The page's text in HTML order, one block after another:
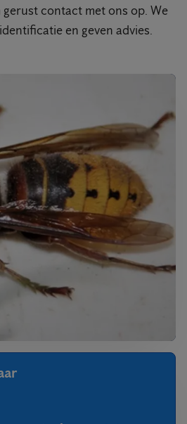
contact met ons op. We
en geven advies.